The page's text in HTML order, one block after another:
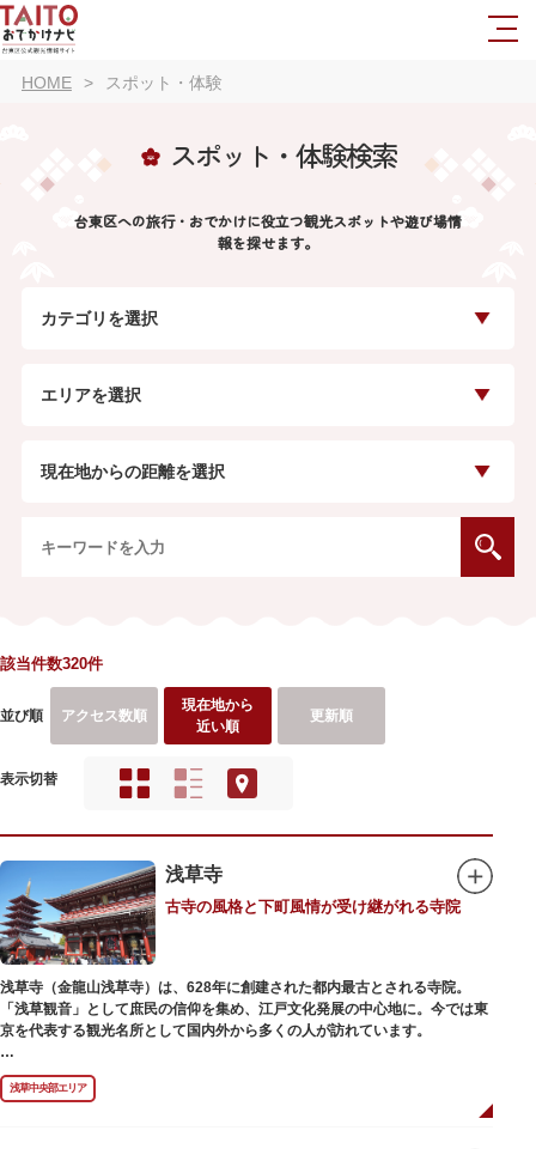
HOME スポット・体験
スポット・体験検索
台東区への旅行・おでかけに役立つ観光スポットや遊び場情
報を探せます。
カテゴリを選択
エリアを選択
現在地からの距離を選択
該当件数320件
並び順 アクセス数順
現在地から
近い順
更新順
表示切替
浅草寺
古寺の風格と下町風情が受け継がれる寺院
浅草寺（金龍山浅草寺）は、628年に創建された都内最古とされる寺院。
「浅草観音」として庶民の信仰を集め、江戸文化発展の中心地に。今では東
京を代表する観光名所として国内外から多くの人が訪れています。
浅草の象徴とも言える「雷門（風雷神門）」は、高さ3.9mの大提灯と風神雷
神像が安置された浅草寺の総門。本堂前には2体の仁王尊像が並ぶ山門「宝
蔵門」が建ち、参拝客を堂々と迎えてくれます。本堂前には、邪気を払うご
浅草中央部エリア